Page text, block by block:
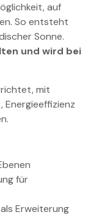
auf
So entsteht
Sonne.
und wird bei
mit
Energieeffizienz
für
Erweiterung